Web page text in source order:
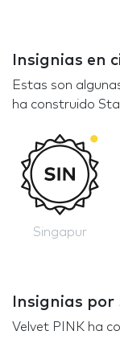
Insignias en
Estas son
ha construido
Singapur
Insignias
Velvet PINK ha